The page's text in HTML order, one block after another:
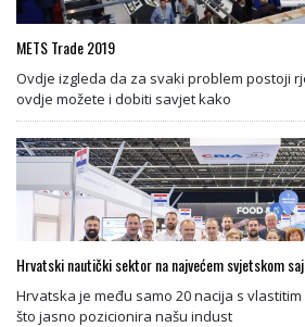
METS Trade 2019
Ovdje izgleda da za svaki problem postoji
ovdje možete i dobiti savjet kako
Hrvatski nautički sektor na najvećem svjetskom
Hrvatska je među samo 20 nacija s
što jasno pozicionira našu indust